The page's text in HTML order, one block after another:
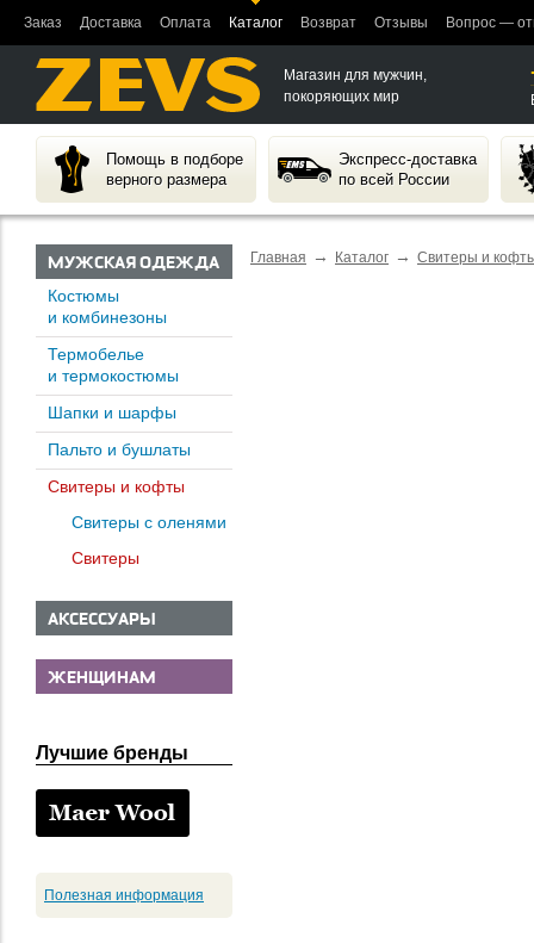
Заказ Доставка Оплата Каталог Возврат Отзывы Вопрос —
Магазин для мужчин,
покоряющих мир
Помощь в подборе
верного размера
Экспресс-доставка
по всей России
МУЖСКАЯ ОДЕЖДА
Костюмы
и комбинезоны
Термобелье
и термокостюмы
Шапки и шарфы
Пальто и бушлаты
Свитеры и кофты
Свитеры с оленями
Свитеры
АКСЕССУАРЫ
ЖЕНЩИНАМ
Лучшие бренды
Полезная информация
Главная → Каталог → Свитеры и